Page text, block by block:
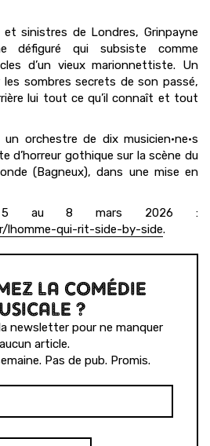
sinistres de Londres, Grinpayne
défiguré qui subsiste comme
d’un vieux marionnettiste. Un
les sombres secrets de son passé,
lui tout ce qu’il connaît et tout
un orchestre de dix musicien·ne·s
d’horreur gothique sur la scène du
(Bagneux), dans une mise en
5 au 8 mars 2026 :
lhomme-qui-rit-side-by-side.
LA COMÉDIE
?
newsletter pour ne manquer
aucun article.
Pas de pub. Promis.